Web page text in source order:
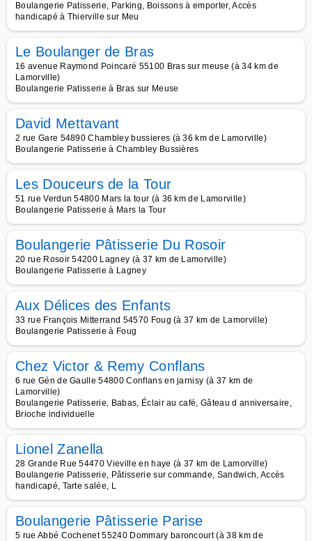
Boulangerie Patisserie, Parking, Boissons à emporter, Accès
handicapé à Thierville sur Meu
Le Boulanger de Bras
16 avenue Raymond Poincaré 55100 Bras sur meuse (à 34 km de
Lamorville)
Boulangerie Patisserie à Bras sur Meuse
David Mettavant
2 rue Gare 54890 Chambley bussieres (à 36 km de Lamorville)
Boulangerie Patisserie à Chambley Bussières
Les Douceurs de la Tour
51 rue Verdun 54800 Mars la tour (à 36 km de Lamorville)
Boulangerie Patisserie à Mars la Tour
Boulangerie Pâtisserie Du Rosoir
20 rue Rosoir 54200 Lagney (à 37 km de Lamorville)
Boulangerie Patisserie à Lagney
Aux Délices des Enfants
33 rue François Mitterrand 54570 Foug (à 37 km de Lamorville)
Boulangerie Patisserie à Foug
Chez Victor & Remy Conflans
6 rue Gén de Gaulle 54800 Conflans en jarnisy (à 37 km de
Lamorville)
Boulangerie Patisserie, Babas, Éclair au café, Gâteau d anniversaire,
Brioche individuelle
Lionel Zanella
28 Grande Rue 54470 Vieville en haye (à 37 km de Lamorville)
Boulangerie Patisserie, Pâtisserie sur commande, Sandwich, Accès
handicapé, Tarte salée, L
Boulangerie Pâtisserie Parise
5 rue Abbé Cochenet 55240 Dommary baroncourt (à 38 km de